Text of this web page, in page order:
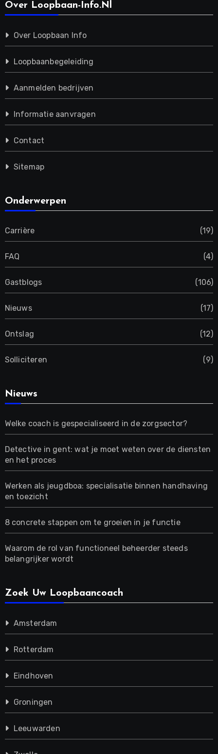
Over Loopbaan-Info.nl
Over Loopbaan Info
Loopbaanbegeleiding
Aanmelden bedrijven
Informatie aanvragen
Contact
Sitemap
Onderwerpen
Carrière (19)
FAQ (4)
Gastblogs (106)
Nieuws (17)
Ontslag (12)
Solliciteren (9)
Nieuws
Welke coach is gespecialiseerd in de zorgsector?
Detective in gent: wat je moet weten over de diensten
en het proces
Werken als jeugdboa: specialisatie binnen handhaving
en toezicht
8 concrete stappen om te groeien in je functie
Waarom de rol van functioneel beheerder steeds
belangrijker wordt
Zoek Uw Loopbaancoach
Amsterdam
Rotterdam
Eindhoven
Groningen
Leeuwarden